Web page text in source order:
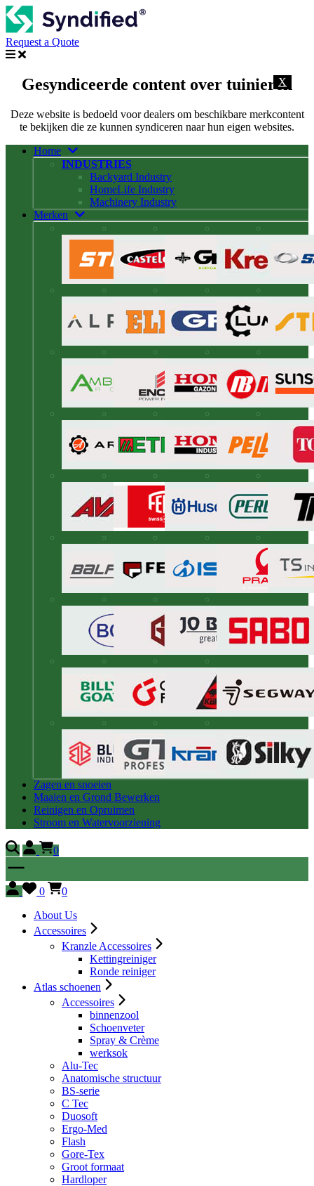
Request a Quote
X
Gesyndiceerde content over tuinieren
Deze website is bedoeld voor dealers om beschikbare merkcontent
te bekijken die ze kunnen syndiceren naar hun eigen websites.
Home
INDUSTRIES
Backyard Industry
HomeLife Industry
Machinery Industry
Merken
Zagen en snoeien
Maaien en Grond Bewerken
Reinigen en Opruimen
Stroom en Watervoorziening
0
0
0
About Us
Accessoires
Kranzle Accessoires
Kettingreiniger
Ronde reiniger
Atlas schoenen
Accessoires
binnenzool
Schoenveter
Spray & Crème
werksok
Alu-Tec
Anatomische structuur
BS-serie
C Tec
Duosoft
Ergo-Med
Flash
Gore-Tex
Groot formaat
Hardloper